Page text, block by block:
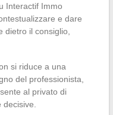
Interactif Immo
e dare
dietro il consiglio,
si riduce a una
del professionista,
al privato di